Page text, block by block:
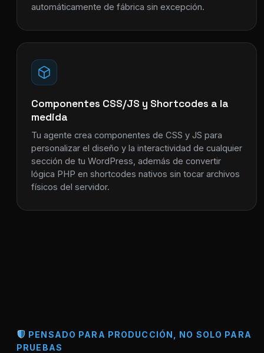
automáticamente de fábrica sin excepción.
Componentes CSS/JS y Shortcodes a la
medida
Tu agente crea componentes de CSS y JS para
personalizar el diseño y la interactividad de cualquier
sección de tu WordPress, además de convertir
lógica PHP en shortcodes nativos sin tocar archivos
físicos del servidor.
PENSADO PARA PRODUCCIÓN, NO SOLO PARA
PRUEBAS